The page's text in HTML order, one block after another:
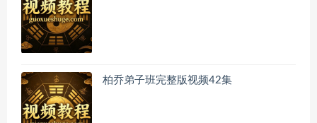
柏乔弟子班完整版视频42集